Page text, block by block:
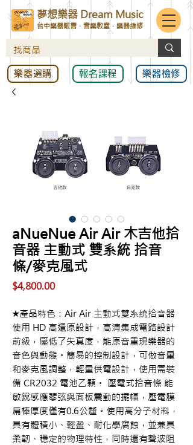
樂器選購 報名課程 樂器檢修
夢想樂器 Dream Music
台中樂器販售．音樂教室．樂器維修
aNueNue Air Air 木吉他拾
音器 主動式 雙系統 拾音
條/麥克風式
$4,800.00價
★產品特色：Air Air 主動式雙系統拾音器
使用 HD 高還原設計，高清集成電路設計
前級，壓低了失真度，能原音重現樂器的
音色與動態。簡易的控制設計，可做音量
和麥克風調整，輕量供電設計，使用需裝
備 CR2032 電池乙顆。 壓電式拾音條 能
敏銳感應琴弦與面板震動的擺幅，壓電膜
扁棒厚度僅有0.6公釐。使用高分子材料，
具有體積小、輕盈、耐化學腐蝕，並兼具
柔韌、穩定的物理特性，同時還有聲波阻